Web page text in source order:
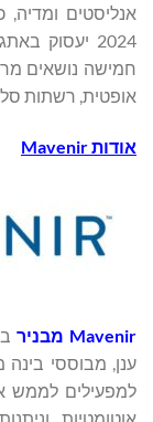
2024 יעסוק
אופטית, רשתות
אודותMavenir
Mavenir מבניר
ענן, מבוססי